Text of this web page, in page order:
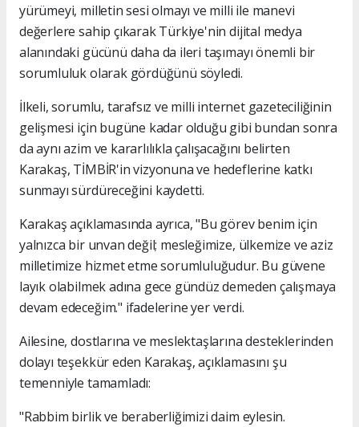
yürümeyi, milletin sesi olmayı ve milli ile manevi
değerlere sahip çıkarak Türkiye'nin dijital medya
alanındaki gücünü daha da ileri taşımayı önemli bir
sorumluluk olarak gördüğünü söyledi.
İlkeli, sorumlu, tarafsız ve milli internet gazeteciliğinin
gelişmesi için bugüne kadar olduğu gibi bundan sonra
da aynı azim ve kararlılıkla çalışacağını belirten
Karakaş, TİMBİR'in vizyonuna ve hedeflerine katkı
sunmayı sürdüreceğini kaydetti.
Karakaş açıklamasında ayrıca, "Bu görev benim için
yalnızca bir unvan değil; mesleğimize, ülkemize ve aziz
milletimize hizmet etme sorumluluğudur. Bu güvene
layık olabilmek adına gece gündüz demeden çalışmaya
devam edeceğim." ifadelerine yer verdi.
Ailesine, dostlarına ve meslektaşlarına desteklerinden
dolayı teşekkür eden Karakaş, açıklamasını şu
temenniyle tamamladı:
"Rabbim birlik ve beraberliğimizi daim eylesin.